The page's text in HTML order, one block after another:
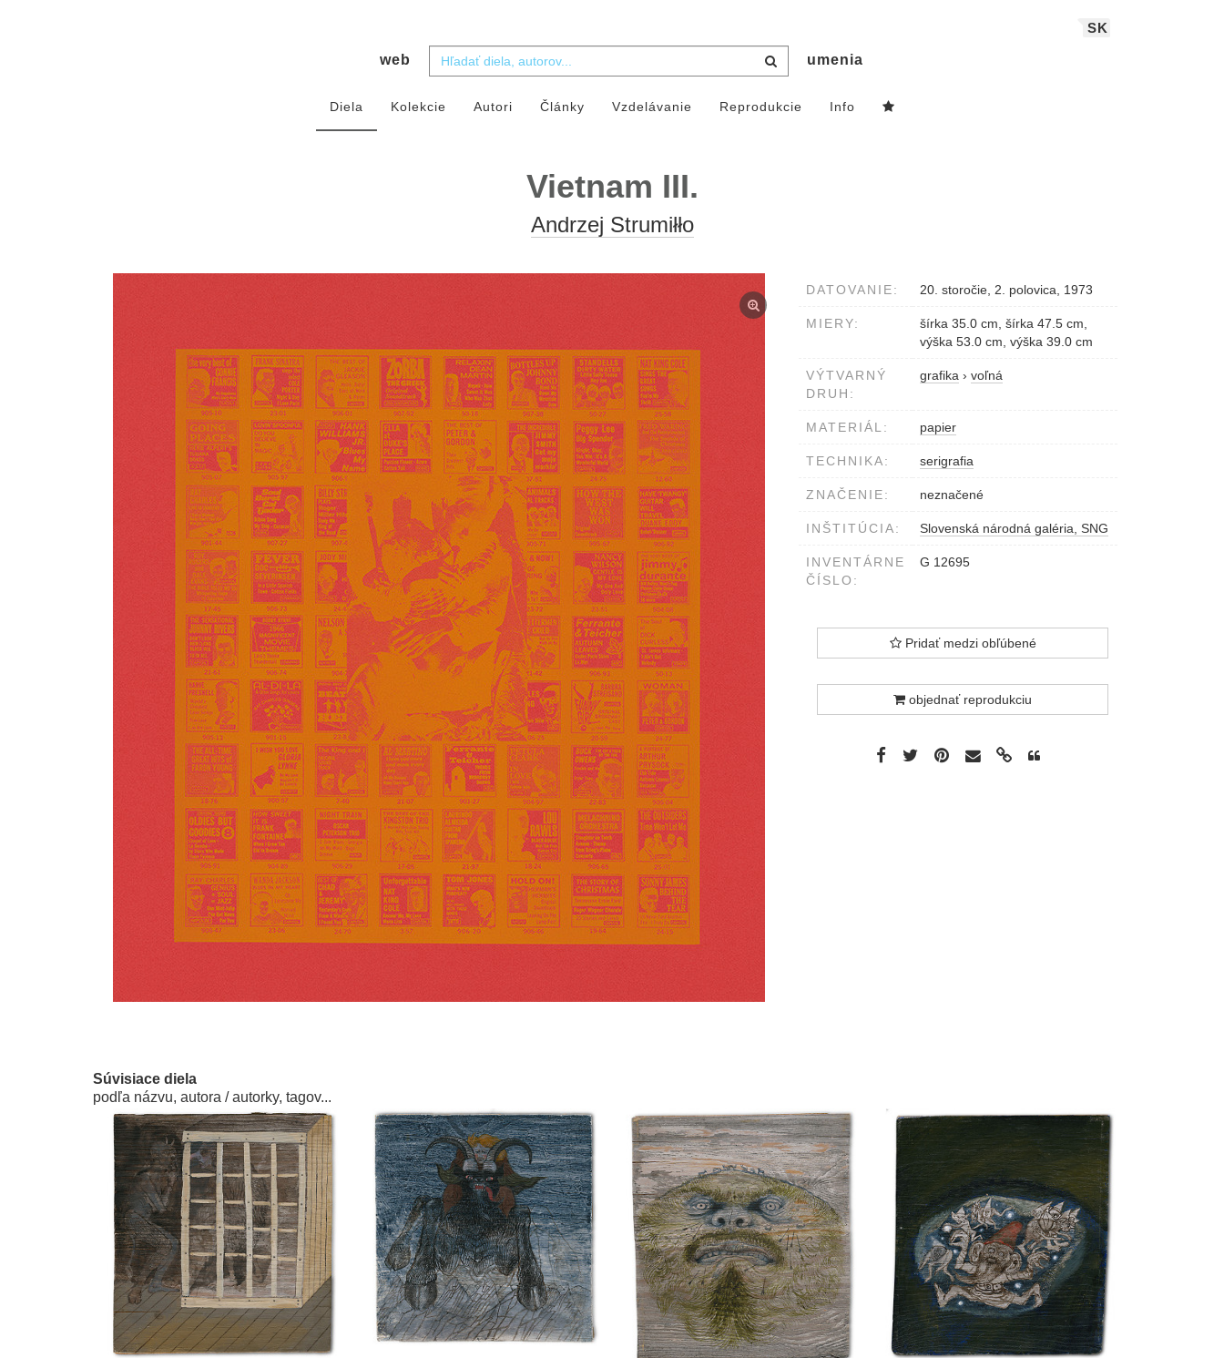
SK
web umenia
Diela Kolekcie Autori Články Vzdelávanie Reprodukcie Info
Vietnam III.
Andrzej Strumiłło
DATOVANIE: 20. storočie, 2. polovica, 1973
MIERY:
šírka 35.0 cm, šírka 47.5 cm,
výška 53.0 cm, výška 39.0 cm
VÝTVARNÝ
DRUH:
grafika › voľná
MATERIÁL: papier
TECHNIKA: serigrafia
ZNAČENIE: neznačené
INŠTITÚCIA: Slovenská národná galéria, SNG
INVENTÁRNE
ČÍSLO:
G 12695
Pridať medzi obľúbené
objednať reprodukciu
Súvisiace diela
podľa názvu, autora / autorky, tagov...